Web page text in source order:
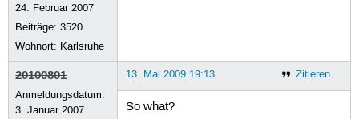
24. Februar 2007
Beiträge:3520
Wohnort: Karlsruhe
20100801
Anmeldungsdatum:
3. Januar 2007
Zitieren
13. Mai 2009 19:13
So what?